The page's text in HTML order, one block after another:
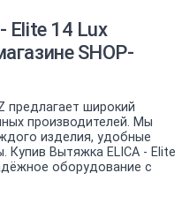
Elite 14 Lux
SHOP-
предлагает широкий
производителей. Мы
изделия, удобные
Купив Вытяжка ELICA - Elite
оборудование с